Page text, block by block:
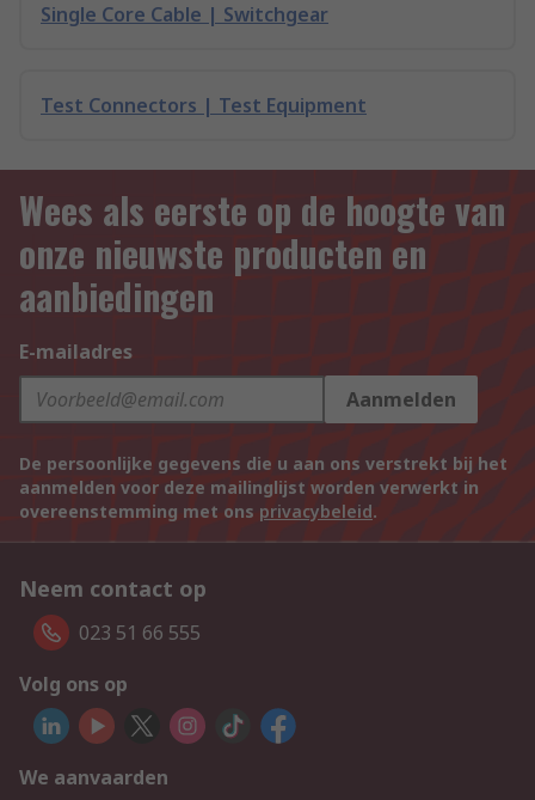
Single Core Cable | Switchgear
Test Connectors | Test Equipment
Wees als eerste op de hoogte van
onze nieuwste producten en
aanbiedingen
E-mailadres
Aanmelden
De persoonlijke gegevens die u aan ons verstrekt bij het
aanmelden voor deze mailinglijst worden verwerkt in
overeenstemming met ons privacybeleid.
Neem contact op
023 51 66 555
Volg ons op
We aanvaarden